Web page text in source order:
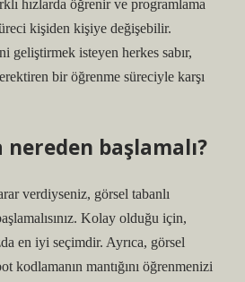
hızlarda öğrenir ve programlama
kişiden kişiye değişebilir.
geliştirmek isteyen herkes sabır,
bir öğrenme süreciyle karşı
nereden başlamalı?
verdiyseniz, görsel tabanlı
Kolay olduğu için,
en iyi seçimdir. Ayrıca, görsel
kodlamanın mantığını öğrenmenizi